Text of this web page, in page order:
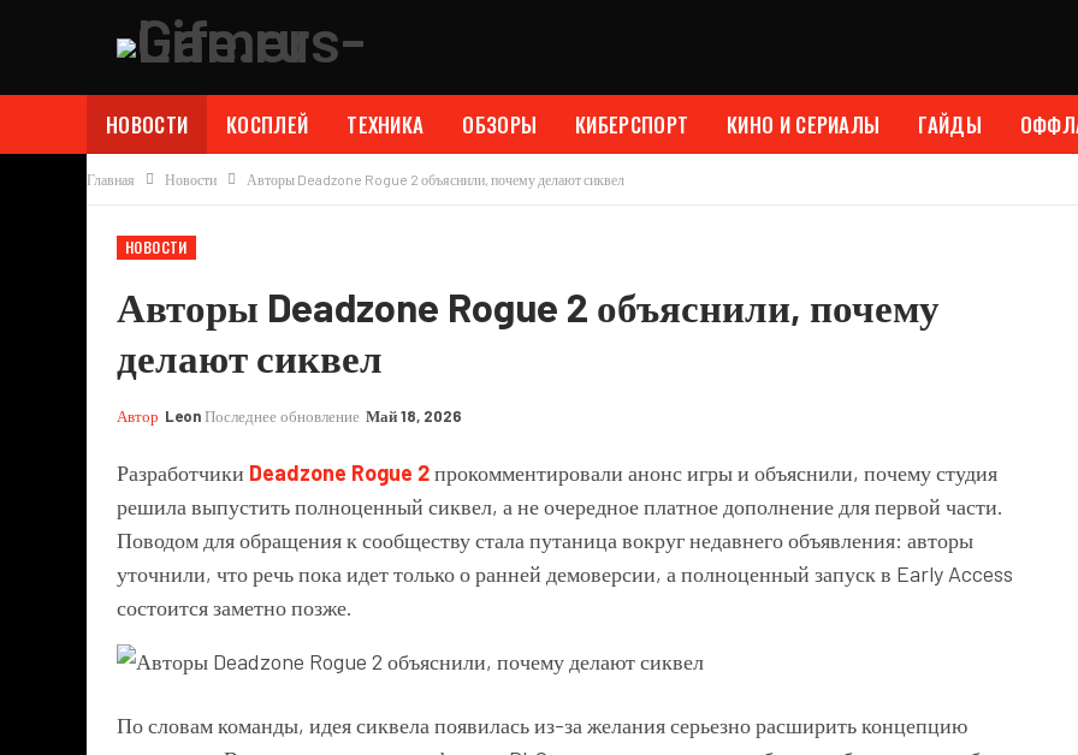
НОВОСТИ КОСПЛЕЙ ТЕХНИКА ОБЗОРЫ КИБЕРСПОРТ КИНО И СЕРИАЛЫ ГАЙДЫ
Главная Новости Авторы Deadzone Rogue 2 объяснили, почему делают сиквел
НОВОСТИ
Авторы Deadzone Rogue 2 объяснили, почему
делают сиквел
Автор LeonПоследнее обновление Май 18, 2026
Разработчики Deadzone Rogue 2прокомментировали анонс игры и объяснили, почему студия
решила выпустить полноценный сиквел, а не очередное платное дополнение для первой части.
Поводом для обращения к сообществу стала путаница вокруг недавнего объявления: авторы
уточнили, что речь пока идет только о ранней демоверсии, а полноценный запуск в Early Access
состоится заметно позже.
По словам команды, идея сиквела появилась из-за желания серьезно расширить концепцию